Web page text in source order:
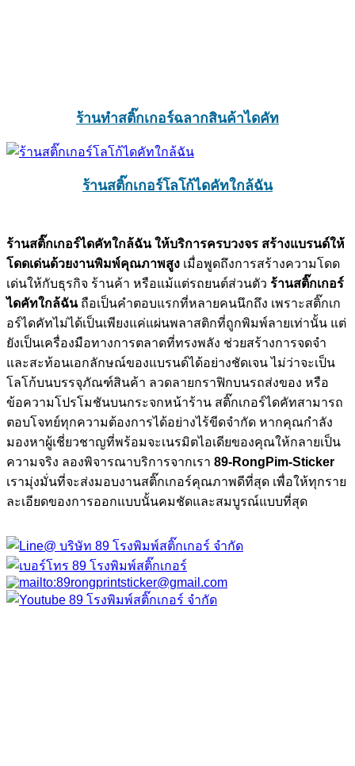
ร้านทำสติ๊กเกอร์ฉลากสินค้าไดคัท
ร้านสติ๊กเกอร์โลโก้ไดคัทใกล้ฉัน
ร้านสติ๊กเกอร์ไดคัทใกล้ฉัน ให้บริการครบวงจร สร้างแบรนด์ให้
โดดเด่นด้วยงานพิมพ์คุณภาพสูง เมื่อพูดถึงการสร้างความโดด
เด่นให้กับธุรกิจ ร้านค้า หรือแม้แต่รถยนต์ส่วนตัว ร้านสติ๊กเกอร์
ไดคัทใกล้ฉันถือเป็นคำตอบแรกที่หลายคนนึกถึง เพราะสติ๊กเก
อร์ไดคัทไม่ได้เป็นเพียงแค่แผ่นพลาสติกที่ถูกพิมพ์ลายเท่านั้น แต่
ยังเป็นเครื่องมือทางการตลาดที่ทรงพลัง ช่วยสร้างการจดจำ
และสะท้อนเอกลักษณ์ของแบรนด์ได้อย่างชัดเจน ไม่ว่าจะเป็น
โลโก้บนบรรจุภัณฑ์สินค้า ลวดลายกราฟิกบนรถส่งของ หรือ
ข้อความโปรโมชันบนกระจกหน้าร้าน สติ๊กเกอร์ไดคัทสามารถ
ตอบโจทย์ทุกความต้องการได้อย่างไร้ขีดจำกัด หากคุณกำลัง
มองหาผู้เชี่ยวชาญที่พร้อมจะเนรมิตไอเดียของคุณให้กลายเป็น
ความจริง ลองพิจารณาบริการจากเรา 89-RongPim-Sticker
เรามุ่งมั่นที่จะส่งมอบงานสติ๊กเกอร์คุณภาพดีที่สุด เพื่อให้ทุกราย
ละเอียดของการออกแบบนั้นคมชัดและสมบูรณ์แบบที่สุด